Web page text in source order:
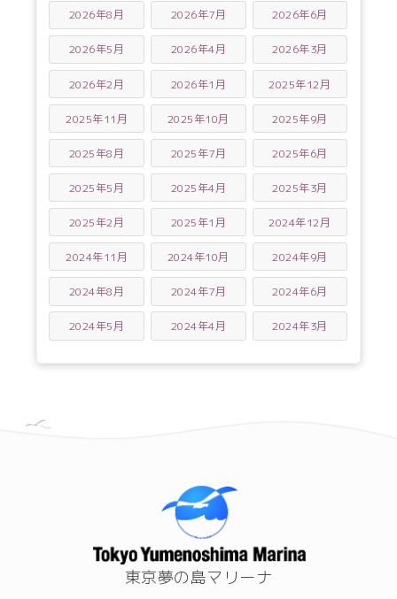
2026年8月 2026年7月 2026年6月
2026年5月 2026年4月 2026年3月
2026年2月 2026年1月 2025年12月
2025年11月 2025年10月 2025年9月
2025年8月 2025年7月 2025年6月
2025年5月 2025年4月 2025年3月
2025年2月 2025年1月 2024年12月
2024年11月 2024年10月 2024年9月
2024年8月 2024年7月 2024年6月
2024年5月 2024年4月 2024年3月
東京夢の島マリーナ